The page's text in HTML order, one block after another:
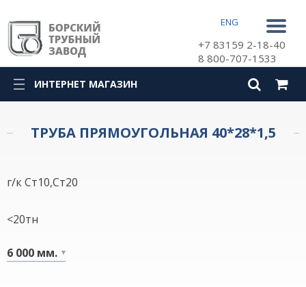
ENG
+7 83159 2-18-40
8 800-707-1533
ИНТЕРНЕТ МАГАЗИН
ТРУБА ПРЯМОУГОЛЬНАЯ 40*28*1,5
г/к Ст10,Ст20
<20тн
6 000 мм.